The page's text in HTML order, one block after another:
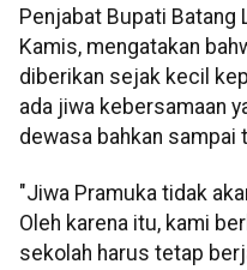
Penjabat Bupati Batang
Kamis, mengatakan
diberikan sejak kecil
ada jiwa kebersamaan
dewasa bahkan sampai
"Jiwa Pramuka tidak
Oleh karena itu, kami
sekolah harus tetap